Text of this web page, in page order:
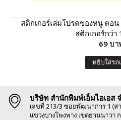
สติกเกอร์เล่มโปรดของหนู ตอ
สติกเกอร์กว่า
69 บา
หยิบใส่รถ
บริษัท สำนักพิมพ์เอ็มไอเอส
เลขที่ 213/3 ซอยพัฒนาการ 1 (ส
แขวงบางโพงพาง เขตยานนาวา